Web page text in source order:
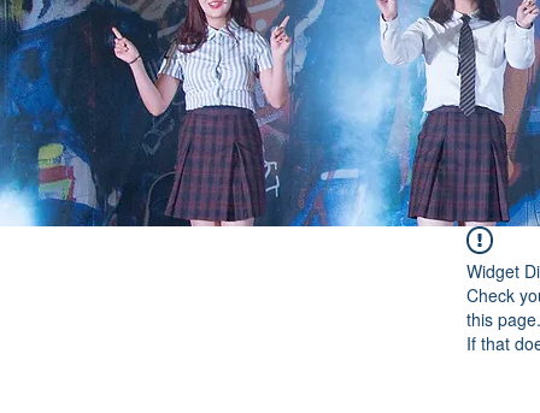
Widget
Check
this page.
If that